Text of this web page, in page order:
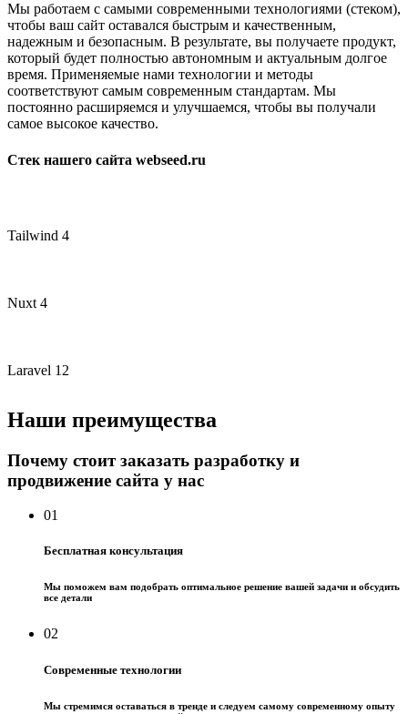
Мы работаем с самыми современными технологиями (стеком),
чтобы ваш сайт оставался быстрым и качественным,
надежным и безопасным. В результате, вы получаете продукт,
который будет полностью автономным и актуальным долгое
время. Применяемые нами технологии и методы
соответствуют самым современным стандартам. Мы
постоянно расширяемся и улучшаемся, чтобы вы получали
самое высокое качество.
Стек нашего сайта webseed.ru
Tailwind 4
Nuxt 4
Laravel 12
Наши преимущества
Почему стоит заказать разработку и
продвижение сайта у нас
01
Бесплатная консультация
Мы поможем вам подобрать оптимальное решение вашей задачи и обсудить
все детали
02
Современные технологии
Мы стремимся оставаться в тренде и следуем самому современному опыту